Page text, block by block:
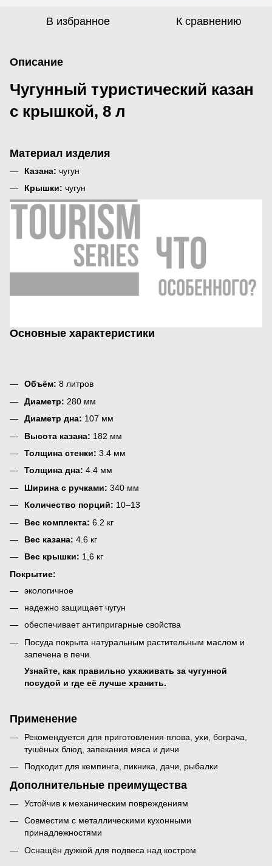
В избранное К сравнению
Описание
Чугунный туристический казан
с крышкой, 8 л
Материал изделия
Казана: чугун
Крышки: чугун
Основные характеристики
Объём: 8 литров
Диаметр: 280 мм
Диаметр дна: 107 мм
Высота казана: 182 мм
Толщина стенки: 3.4 мм
Толщина дна: 4.4 мм
Ширина с ручками: 340 мм
Количество порций: 10–13
Вес комплекта: 6.2 кг
Вес казана: 4.6 кг
Вес крышки: 1,6 кг
Покрытие:
экологичное
надежно защищает чугун
обеспечивает антипригарные свойства
Посуда покрыта натуральным растительным маслом и
запечена в печи.
Узнайте, как правильно ухаживать за чугунной
посудой и где её лучше хранить.
Применение
Рекомендуется для приготовления плова, ухи, бограча,
тушёных блюд, запекания мяса и дичи
Подходит для кемпинга, пикника, дачи, рыбалки
Дополнительные преимущества
Устойчив к механическим повреждениям
Совместим с металлическими кухонными
принадлежностями
Оснащён дужкой для подвеса над костром